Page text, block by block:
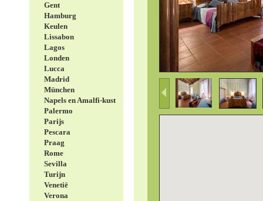
Gent
Hamburg
Keulen
Lissabon
Lagos
Londen
Lucca
Madrid
München
Napels en Amalfi-kust
Palermo
Parijs
Pescara
Praag
Rome
Sevilla
Turijn
Venetië
Verona